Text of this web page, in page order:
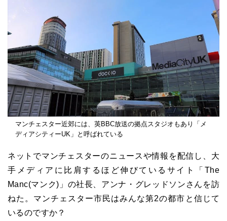
マンチェスター近郊には、英BBC放送の拠点スタジオもあり「メ
ディアシティーUK」と呼ばれている
ネットでマンチェスターのニュースや情報を配信し、大
手メディアに比肩するほど伸びているサイト「The
Manc(マンク)」の社長、アンナ・グレッドソンさんを訪
ねた。マンチェスター市民はみんな第2の都市と信じて
いるのですか？